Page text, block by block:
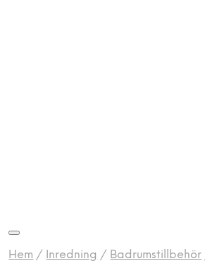
Hem / Inredning / Badrumstillbehör